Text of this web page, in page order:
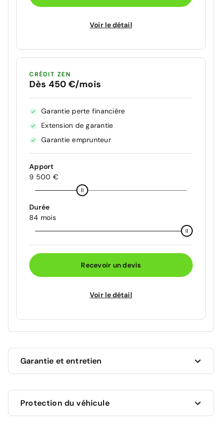
Voir le détail
CRÉDIT ZEN
Dès 450 €/mois
Garantie perte financière
Extension de garantie
Garantie emprunteur
Apport
9 500 €
Durée
84 mois
Recevoir un devis
Voir le détail
Garantie et entretien
jusqu'au 01/01/2029 soit pour une durée de 29 mois.
Les travaux couverts par la garantie seront
Protection du véhicule